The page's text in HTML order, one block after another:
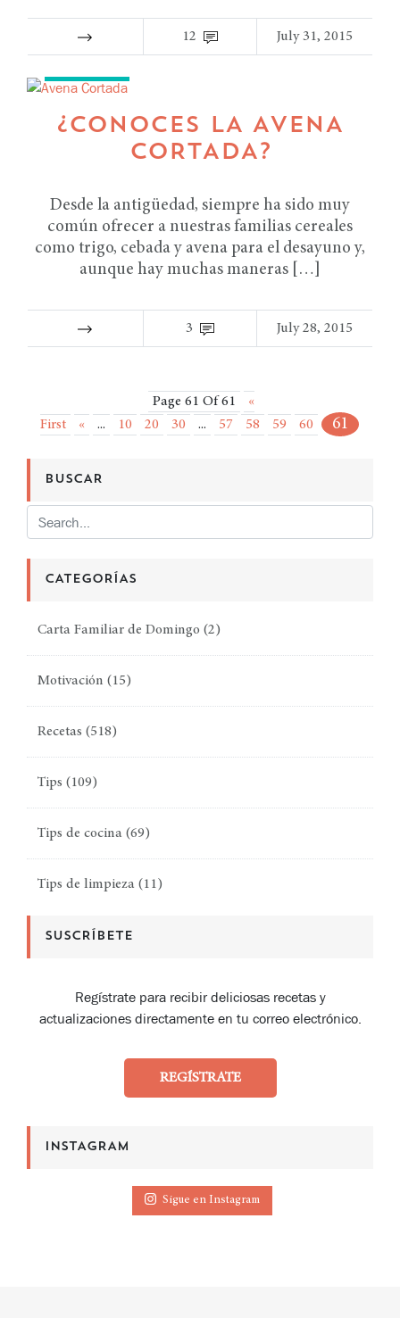
12 July 31, 2015
¿CONOCES LA AVENA
CORTADA?
Desde la antigüedad, siempre ha sido muy
común ofrecer a nuestras familias cereales
como trigo, cebada y avena para el desayuno y,
aunque hay muchas maneras […]
3 July 28, 2015
Page 61 Of 61
«
First
« ... 10 20 30 ... 57 58 59 60 61
BUSCAR
CATEGORÍAS
Carta Familiar de Domingo (2)
Motivación (15)
Recetas (518)
Tips (109)
Tips de cocina (69)
Tips de limpieza (11)
SUSCRÍBETE
Regístrate para recibir deliciosas recetas y
actualizaciones directamente en tu correo electrónico.
REGÍSTRATE
INSTAGRAM
Sigue en Instagram